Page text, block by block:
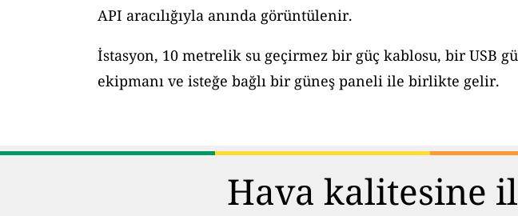
API aracılığıyla anında görüntülenir.
İstasyon, 10 metrelik su geçirmez bir güç kablosu, bir USB
ekipmanı ve isteğe bağlı bir güneş paneli ile birlikte gelir.
Hava kalitesine